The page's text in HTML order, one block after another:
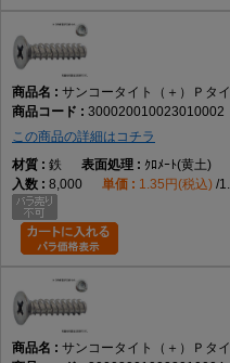
サンコータイト（＋）Ｐタ
300020010023010002
この商品の詳細はコチラ
鉄
ｸﾛﾒｰﾄ(黄土)
8,000
1.35円(税込)
サンコータイト（＋）Ｐタ